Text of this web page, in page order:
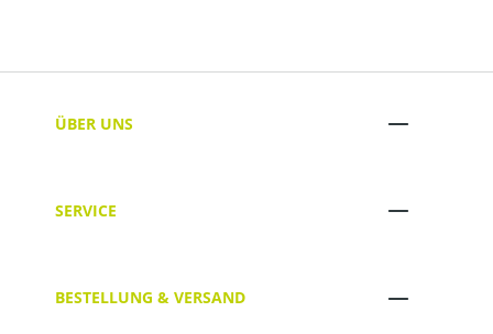
ÜBER UNS
SERVICE
BESTELLUNG & VERSAND